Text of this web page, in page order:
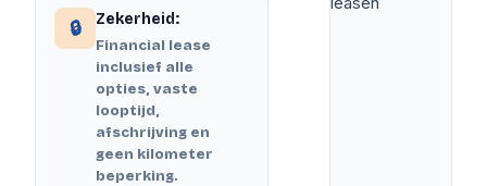
🔒 Zekerheid:
Financial lease
inclusief alle
opties, vaste
looptijd,
afschrijving en
geen kilometer
beperking.